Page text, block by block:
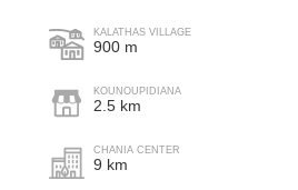
KALATHAS VILLAGE
900 m
KOUNOUPIDIANA
2.5 km
CHANIA CENTER
9 km